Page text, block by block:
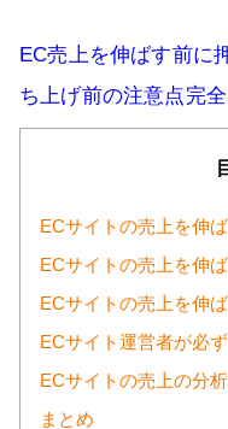
EC売上を伸ばす前に
ち上げ前の注意点完
ECサイトの売上を伸
ECサイトの売上を伸
ECサイトの売上を伸
ECサイト運営者が必
ECサイトの売上の分
まとめ